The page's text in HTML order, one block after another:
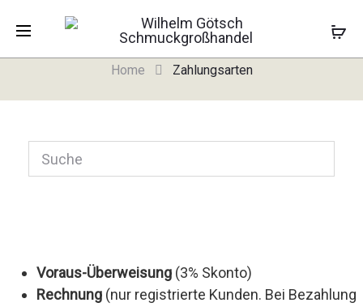
Zahlungsarten
Home Zahlungsarten
Voraus-Überweisung (3% Skonto)
Rechnung (nur registrierte Kunden. Bei Bezahlung